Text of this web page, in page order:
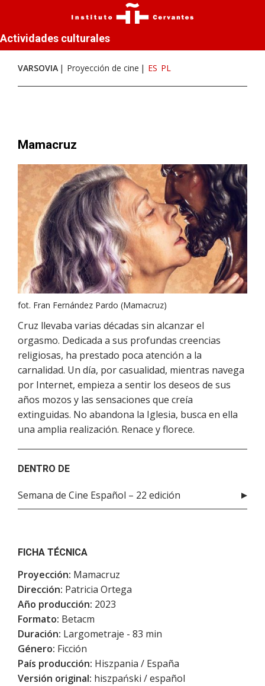
Actividades culturales
VARSOVIA Proyección de cine ES PL
Mamacruz
fot. Fran Fernández Pardo (Mamacruz)
Cruz llevaba varias décadas sin alcanzar el
orgasmo. Dedicada a sus profundas creencias
religiosas, ha prestado poca atención a la
carnalidad. Un día, por casualidad, mientras navega
por Internet, empieza a sentir los deseos de sus
años mozos y las sensaciones que creía
extinguidas. No abandona la Iglesia, busca en ella
una amplia realización. Renace y florece.
DENTRO DE
Semana de Cine Español – 22 edición
FICHA TÉCNICA
Proyección: Mamacruz
Dirección: Patricia Ortega
Año producción: 2023
Formato: Betacm
Duración: Largometraje - 83 min
Género: Ficción
País producción: Hiszpania / España
Versión original: hiszpański / español